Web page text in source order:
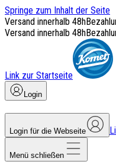
Springe zum Inhalt der Seite
Versand innerhalb 48h
Versand innerhalb 48h
Link zur Startseite
Login
Login für die Webseite
Menü schließen